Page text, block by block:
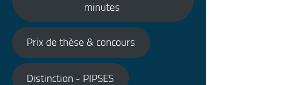
minutes
Prix de thèse & concours
Distinction - PIPSES